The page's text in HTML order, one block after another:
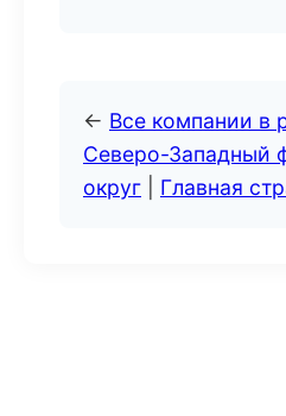
← Все компании в
Северо-Западный
округ
Главная